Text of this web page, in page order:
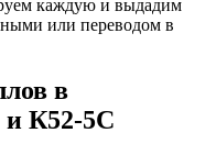
каждую и выдадим
или переводом в
в
и К52-5С